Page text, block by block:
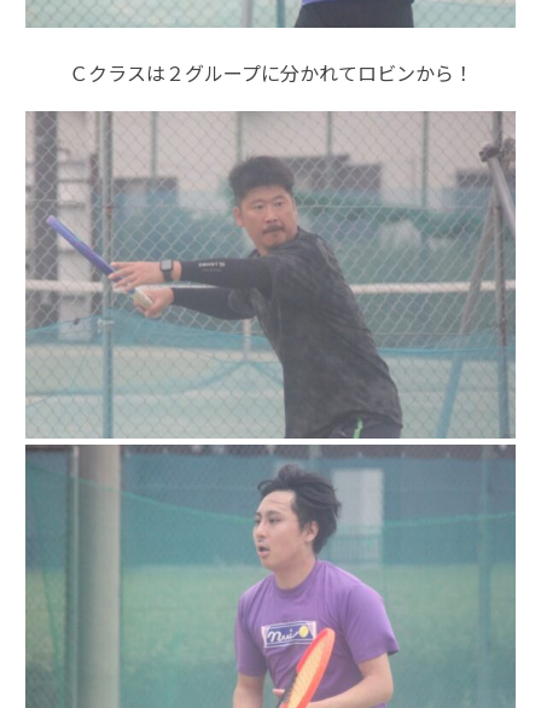
Ｃクラスは２グループに分かれてロビンから！